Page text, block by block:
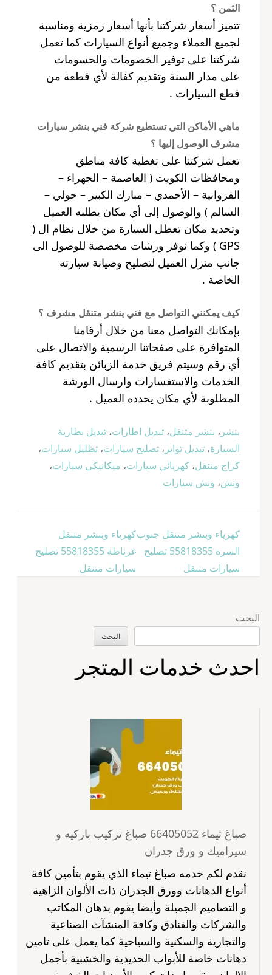
الثمن ؟
تتميز أسعار شركتنا بأنها أسعار رمزية ومناسبة
لجميع العملاء وجميع أنواع السيارات كما تعمل
شركتنا على توفير الخصومات والحسومات
على مدار السنة وتقديم كفالة لأي قطعة من
قطع السيارات .
ماهي الأماكن التي تستطيع شركة فني بنشر سيارات
مشرف الوصول إليها ؟
تعمل شركتنا على تغطية كافة مناطق
ومحافظات الكويت ( العاصمة – الجهراء –
الفروانية – الأحمدي – مبارك الكبير – حولي –
السالم ) والوصول إلى أي مكان يطلبه العميل
وتحديد مكان تعطل السيارة من خلال نظام ال (
GPS ) وكما نوفر ورشات مخصصة للوصول الى
جانب منزل العميل لتصليح وصيانة سيارته
الخاصة .
كيف يمكنني التواصل مع فني بنشر متنقل مشرف ؟
بإمكانك التواصل معنا من خلال أرقامنا
المتوافرة على صفحاتنا الرسمية والاتصال على
أي رقم وسيتم فريق خدمة الزبائن بتقديم كافة
الخدمات والاستفسارات وارسال الورشة
المطلوبة لأي مكان يحدده العميل .
بنشر ، بنشر متنقل، تبديل اطارات، تبديل بطارية
السيارة، تبديل تواير ، تصليح سيارات، تظليل سيارات،
كراج متنقل، كهربائي سيارات، ميكانيكي سيارات،
ونش، ونش سيارات
تصفّح
المقالات
كهرباء وبنشر متنقل
غرناطة 55818355‬ تصليح
سيارات متنقل
كهرباء وبنشر متنقل جنوب
السرة 55818355‬ تصليح
سيارات متنقل
البحث
البحث
احدث خدمات المتجر
صباغ تيماء 66405052 صباغ تركيب باركيه و
سيراميك و ورق جدران
نقدم لكم خدمه صباغ تيماء الذي يقوم بتأمين كافة
أنواع الدهانات وورق الجدران ذات الألوان الزاهية
و التصاميم الجميلة وأيضا يقوم بدهان المكاتب
والشركات والفنادق وكافة المنشآت الصناعية
والتجارية والسكنية والسياحية كما يعمل على تامين
دهانات خاصة للأبواب الحديدية والخشبية بأجمل